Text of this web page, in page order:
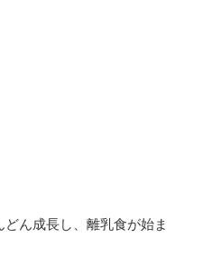
ん成長し、離乳食が始ま